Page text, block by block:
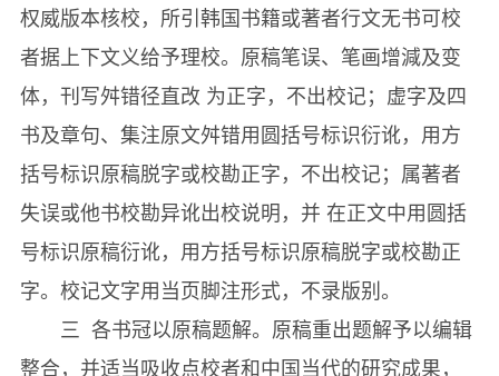
大學讀書記◇白湖全書◎尹（四七七）
大學輯要◇鬧隱集◎高汝興（五〇五）
大學思辨録◇思辨録◎朴世堂（五一七）
大學問答◇南溪集◎朴世采（五四一）
大學正心章問答◇西坡集◎吴道一（五七三）
大學答問◇厚齋集◎金幹（五七七）
大學劄記◇厚齋集◎金幹（五九九）
大學劄録◇滄溪集◎林泳（六五一）
【大學卷二】
权威版本核校，所引韩国书籍或著者行文无书可校
者据上下文义给予理校。原稿笔误、笔画增減及变
体，刊写舛错径直改 为正字，不出校记；虚字及四
书及章句、集注原文舛错用圆括号标识衍讹，用方
括号标识原稿脱字或校勘正字，不出校记；属著者
失误或他书校勘异讹出校说明，并 在正文中用圆括
号标识原稿衍讹，用方括号标识原稿脱字或校勘正
字。校记文字用当页脚注形式，不录版别。
三 各书冠以原稿题解。原稿重出题解予以编辑
整合，并适当吸收点校者和中国当代的研究成果，